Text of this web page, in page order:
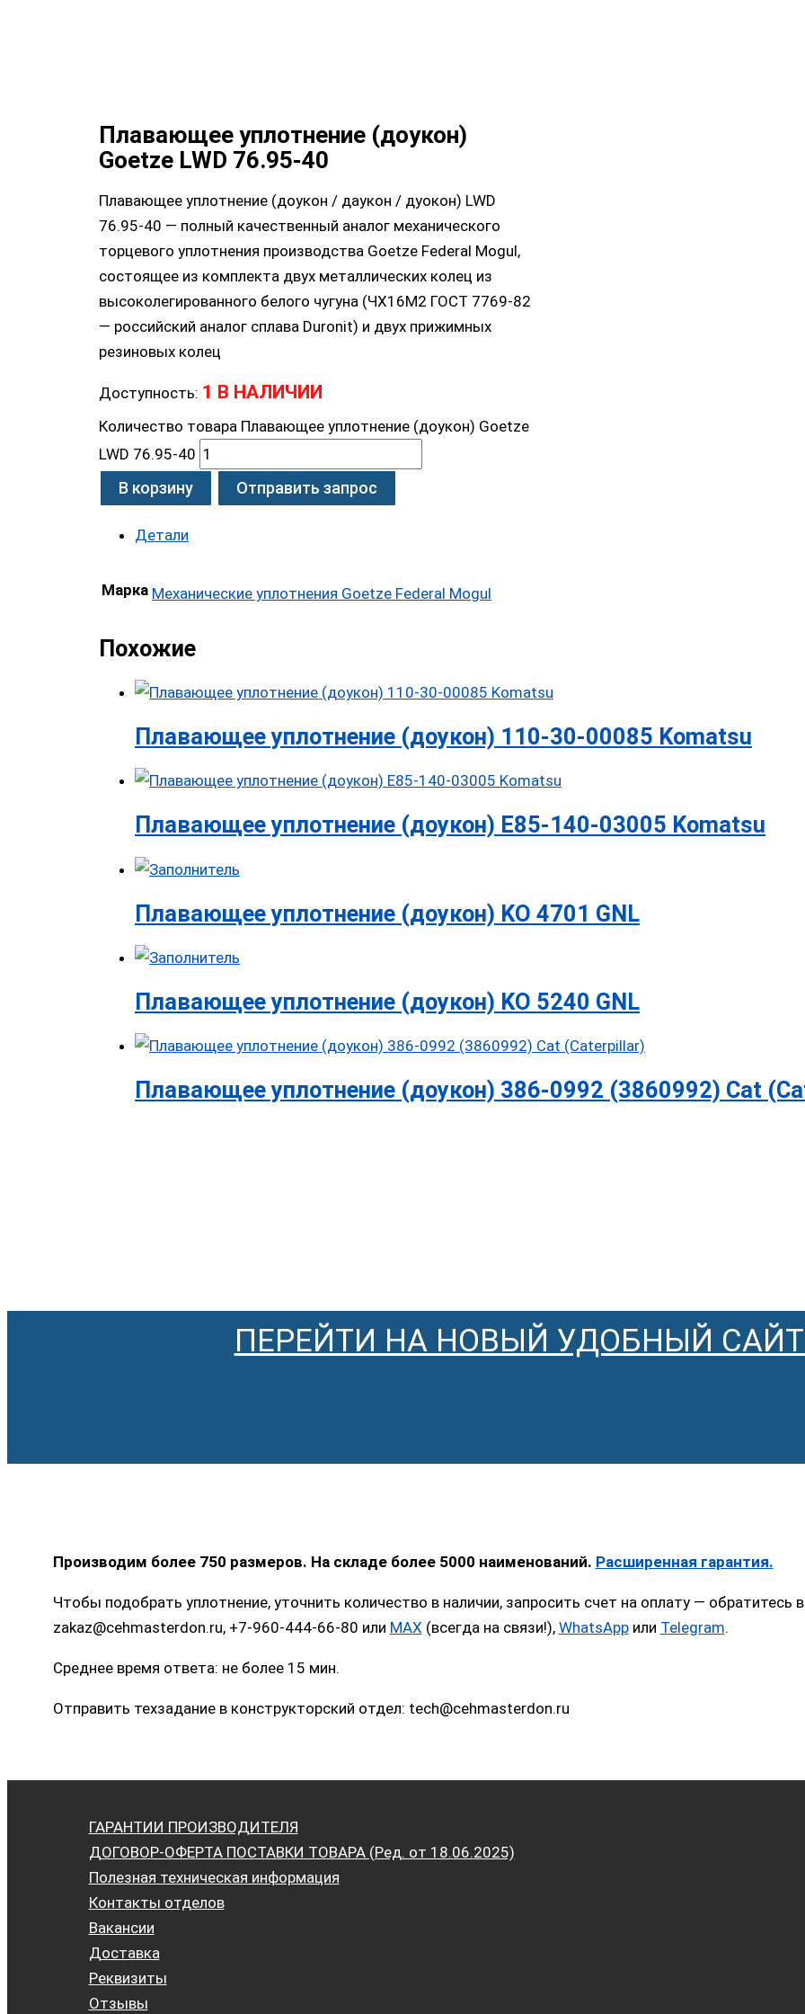
Плавающее уплотнение (доукон)
Goetze LWD 76.95-40
Плавающее уплотнение (доукон / даукон / дуокон) LWD
76.95-40 — полный качественный аналог механического
торцевого уплотнения производства Goetze Federal Mogul,
состоящее из комплекта двух металлических колец из
высоколегированного белого чугуна (ЧХ16М2 ГОСТ 7769-82
— российский аналог сплава Duronit) и двух прижимных
резиновых колец
Доступность: 1 В НАЛИЧИИ
Количество товара Плавающее уплотнение (доукон) Goetze
LWD 76.95-40
В корзину Отправить запрос
Детали
Марка Механические уплотнения Goetze Federal Mogul
Похожие
Плавающее уплотнение (доукон) 110-30-00085 Komatsu
Плавающее уплотнение (доукон) E85-140-03005 Komatsu
Плавающее уплотнение (доукон) KO 4701 GNL
Плавающее уплотнение (доукон) KO 5240 GNL
Плавающее уплотнение (доукон) 386-0992 (3860992) Cat
ПЕРЕЙТИ НА НОВЫЙ УДОБНЫЙ
Производим более 750 размеров. На складе более 5000 наименований. Расширенная гарантия.
Чтобы подобрать уплотнение, уточнить количество в наличии, запросить счет на оплату —
zakaz@cehmasterdon.ru, +7-960-444-66-80 или MAX (всегда на связи!), WhatsAppили Telegram.
Среднее время ответа: не более 15 мин.
Отправить техзадание в конструкторский отдел: tech@cehmasterdon.ru
ГАРАНТИИ ПРОИЗВОДИТЕЛЯ
ДОГОВОР-ОФЕРТА ПОСТАВКИ ТОВАРА (Ред. от 18.06.2025)
Полезная техническая информация
Контакты отделов
Вакансии
Доставка
Реквизиты
Отзывы